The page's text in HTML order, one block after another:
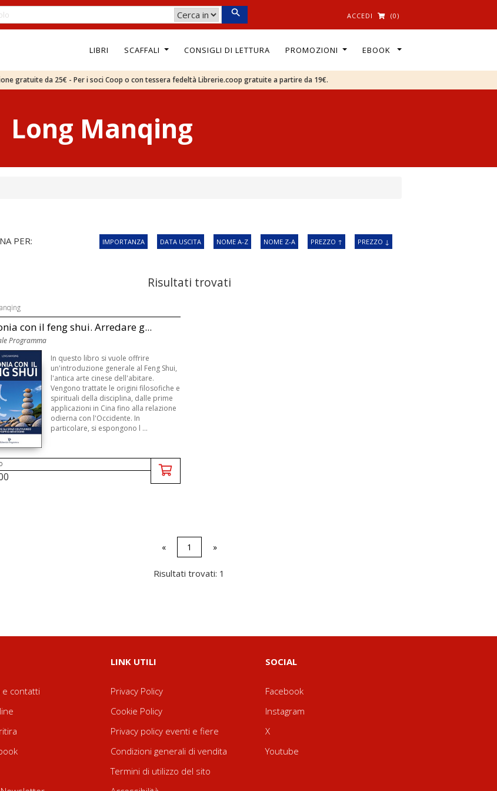
ACCEDI (0)
LIBRI SCAFFALI CONSIGLI DI LETTURA PROMOZIONI EBOOK
gratuite da 25€ - Per i soci Coop o con tessera fedeltà Librerie.coop gratuite a partire da 19€.
Long Manqing
PER: IMPORTANZA DATA USCITA NOME A-Z NOME Z-A PREZZO ↑ PREZZO ↓
Risultati trovati
con il feng shui. Arredare g...
Programma
In questo libro si vuole offrire
un'introduzione generale al Feng Shui,
l'antica arte cinese dell'abitare.
Vengono trattate le origini filosofiche e
spirituali della disciplina, dalle prime
applicazioni in Cina fino alla relazione
odierna con l'Occidente. In
particolare, si espongono l ...
« 1 »
Risultati trovati: 1
e contatti
LINK UTILI
Privacy Policy
Cookie Policy
Privacy policy eventi e fiere
Condizioni generali di vendita
Termini di utilizzo del sito
SOCIAL
Facebook
Instagram
X
Youtube